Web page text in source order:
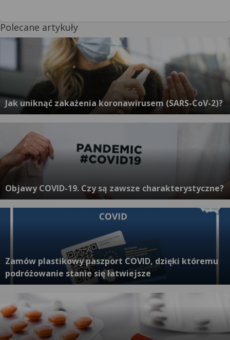
Polecane artykuły
Jak uniknąć zakażenia koronawirusem (SARS-CoV-2)?
Objawy COVID-19. Czy są zawsze charakterystyczne?
Zamów plastikowy paszport COVID, dzięki któremu
podróżowanie stanie się łatwiejsze